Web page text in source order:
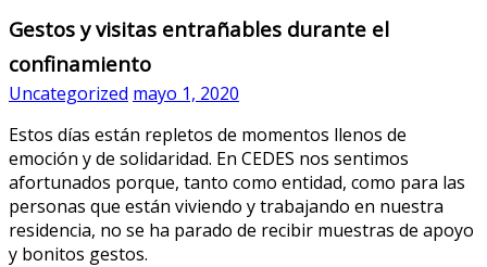
Gestos y visitas entrañables durante el
confinamiento
Uncategorized mayo 1, 2020
Estos días están repletos de momentos llenos de
emoción y de solidaridad. En CEDES nos sentimos
afortunados porque, tanto como entidad, como para las
personas que están viviendo y trabajando en nuestra
residencia, no se ha parado de recibir muestras de apoyo
y bonitos gestos.